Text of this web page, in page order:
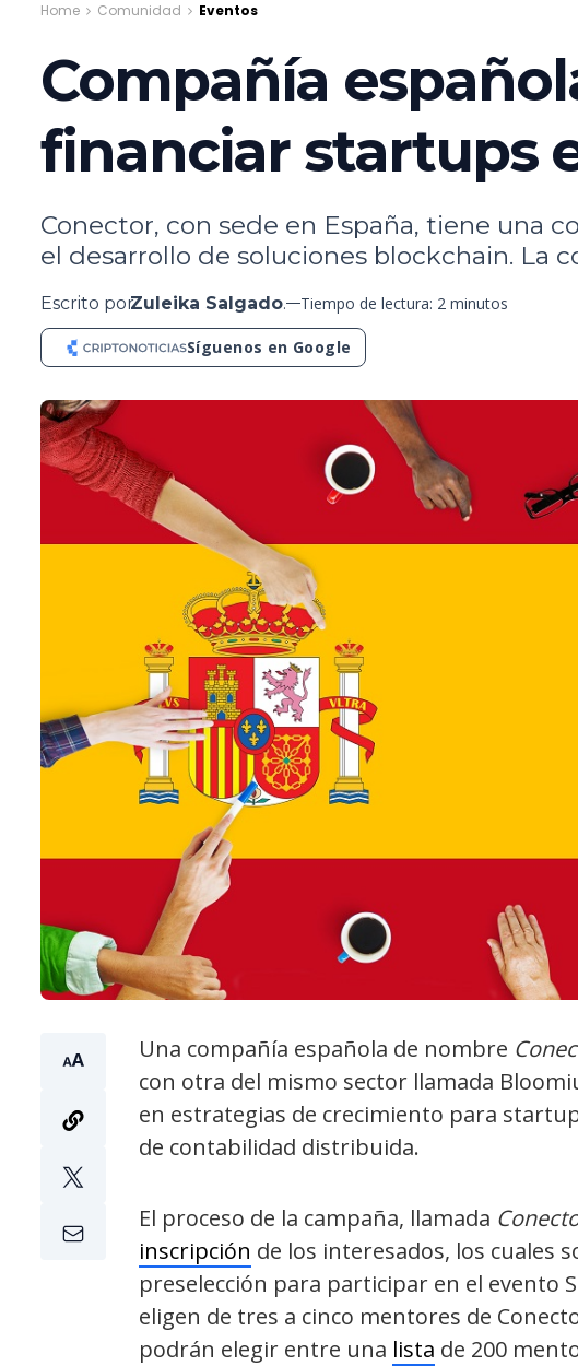
Home Comunidad Eventos
Compañía
financiar startups
Conector, con sede en España, tiene una
el desarrollo de soluciones blockchain. La
Escrito porZuleika Salgado. Tiempo de lectura: 2 minutos
Síguenos en Google
Una compañía española de nombre
con otra del mismo sector llamada
en estrategias de crecimiento para
de contabilidad distribuida.
El proceso de la campaña, llamada
inscripción de los interesados, los cuales
preselección para participar en el evento
eligen de tres a cinco mentores de
podrán elegir entre una lista de 200